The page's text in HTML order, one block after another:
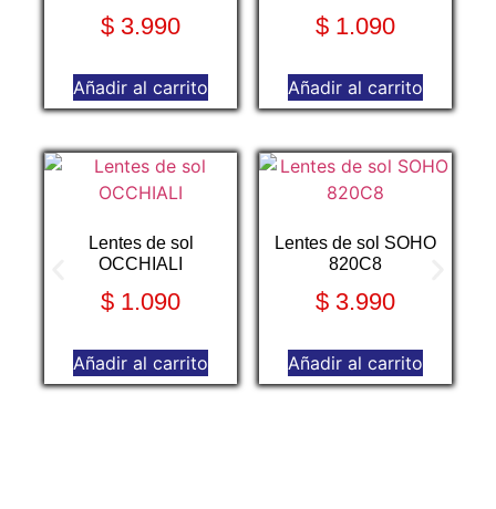
$ 3.990
Añadir al carrito
$ 1.090
Añadir al carrito
Lentes de sol
OCCHIALI
$ 1.090
Añadir al carrito
Lentes de sol SOHO
820C8
$ 3.990
Añadir al carrito